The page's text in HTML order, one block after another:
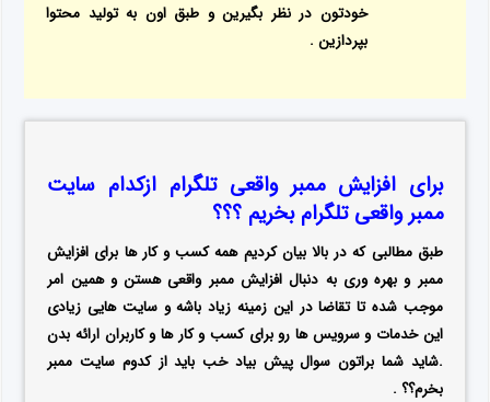
خودتون در نظر بگیرین و طبق اون به تولید محتوا
بپردازین .
برای افزایش ممبر واقعی تلگرام ازکدام سایت
ممبر واقعی تلگرام بخریم ؟؟؟
طبق مطالبی که در بالا بیان کردیم همه کسب و کار ها برای افزایش
ممبر و بهره وری به دنبال افزایش ممبر واقعی هستن و همین امر
موجب شده تا تقاضا در این زمینه زیاد باشه و سایت هایی زیادی
این خدمات و سرویس ها رو برای کسب و کار ها و کاربران ارائه بدن
.شاید شما براتون سوال پیش بیاد خب باید از کدوم سایت ممبر
بخرم؟؟ .